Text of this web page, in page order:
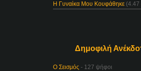
Η Γυναίκα Μου Κουφάθηκε (4.47
Δημοφιλή
Ο Σεισμός - 127 ψήφοι